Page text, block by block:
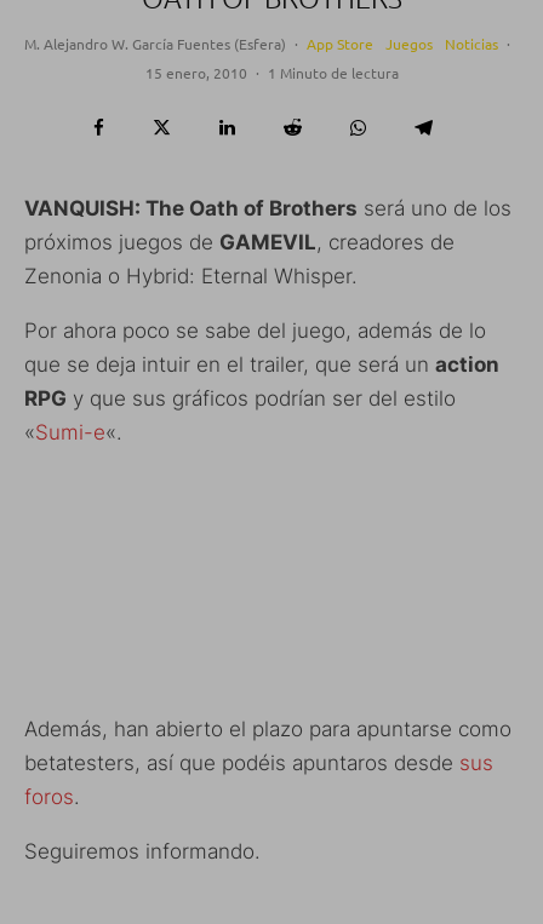
M. Alejandro W. García Fuentes (Esfera) · App Store Juegos Noticias ·
15 enero, 2010 · 1 Minuto de lectura
VANQUISH: The Oath of Brothers será uno de los
próximos juegos de GAMEVIL, creadores de
Zenonia o Hybrid: Eternal Whisper.
Por ahora poco se sabe del juego, además de lo
que se deja intuir en el trailer, que será un action
RPG y que sus gráficos podrían ser del estilo
«Sumi-e«.
Además, han abierto el plazo para apuntarse como
betatesters, así que podéis apuntaros desde sus
foros.
Seguiremos informando.